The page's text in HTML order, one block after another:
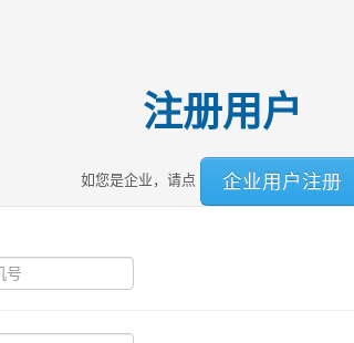
注册用户
如您是企业，请点 企业用户注册